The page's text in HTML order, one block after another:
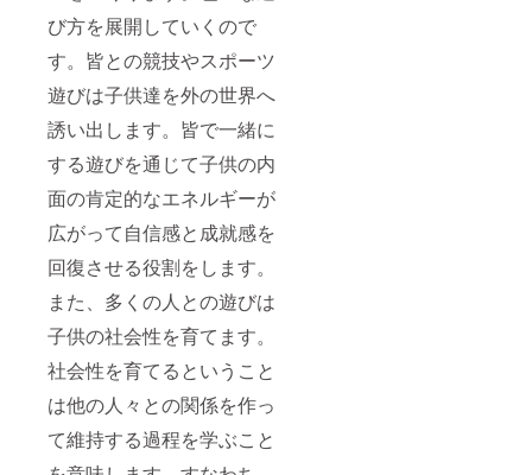
び方を展開していくので
す。皆との競技やスポーツ
遊びは子供達を外の世界へ
誘い出します。皆で一緒に
する遊びを通じて子供の内
面の肯定的なエネルギーが
広がって自信感と成就感を
回復させる役割をします。
また、多くの人との遊びは
子供の社会性を育てます。
社会性を育てるということ
は他の人々との関係を作っ
て維持する過程を学ぶこと